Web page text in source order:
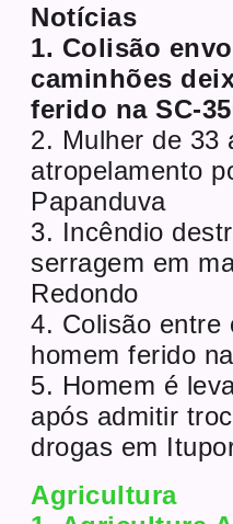
Notícias
1. Colisão
caminhões
ferido na SC-
2. Mulher de 33
atropelamento
Papanduva
3. Incêndio
serragem em
Redondo
4. Colisão entre
homem ferido
5. Homem é
após admitir
drogas em
Agricultura